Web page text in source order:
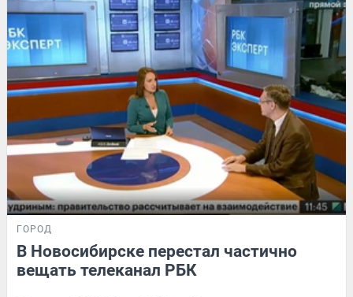
ГОРОД
В Новосибирске перестал частично
вещать телеканал РБК